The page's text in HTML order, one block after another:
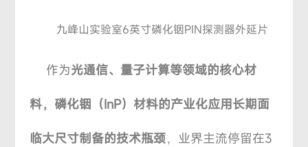
九峰山实验室6英寸磷化铟PIN探测器外延片
作为光通信、量子计算等领域的核心材
料，磷化铟（InP）材料的产业化应用长期面
临大尺寸制备的技术瓶颈，业界主流停留在3